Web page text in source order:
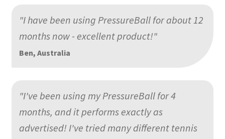
"I have been using PressureBall for about 12
months now - excellent product!"
Ben, Australia
"I've been using my PressureBall for 4
months, and it performs exactly as
advertised! I've tried many different tennis